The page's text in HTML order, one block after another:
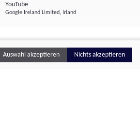
YouTube
Google Ireland Limited, Irland
Auswahl akzeptieren Nichts akzeptieren